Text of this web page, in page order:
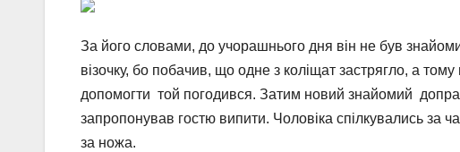
За його словами, до учорашнього дня він не був
візочку, бо побачив, що одне з коліщат застрягло, а
допомогти той погодився. Затим новий знайомий
запропонував гостю випити. Чоловіка спілкувались за
за ножа.